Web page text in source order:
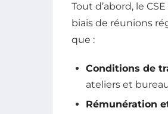
Tout d’abord, le
biais de réunions
que :
Conditions de
ateliers et
Rémunération